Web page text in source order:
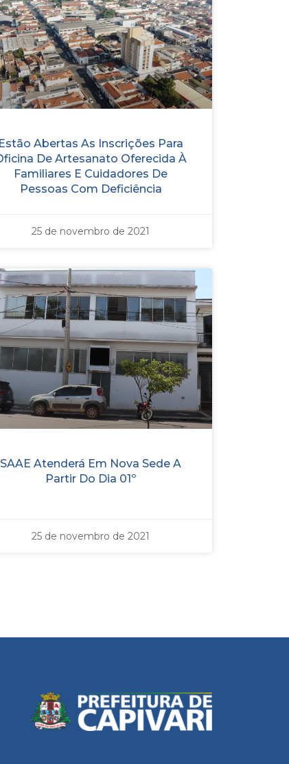
Estão Abertas As Inscrições Para
De Artesanato Oferecida À
Familiares E Cuidadores De
Pessoas Com Deficiência
25 de novembro de 2021
SAAE Atenderá Em Nova Sede A
Partir Do Dia 01º
25 de novembro de 2021